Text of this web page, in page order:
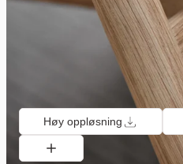
Høy oppløsning